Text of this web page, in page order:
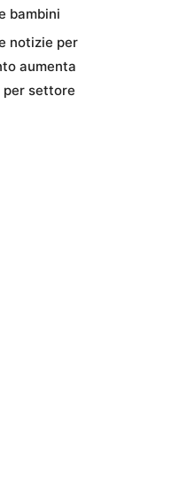
bambini
notizie per
aumenta
per settore